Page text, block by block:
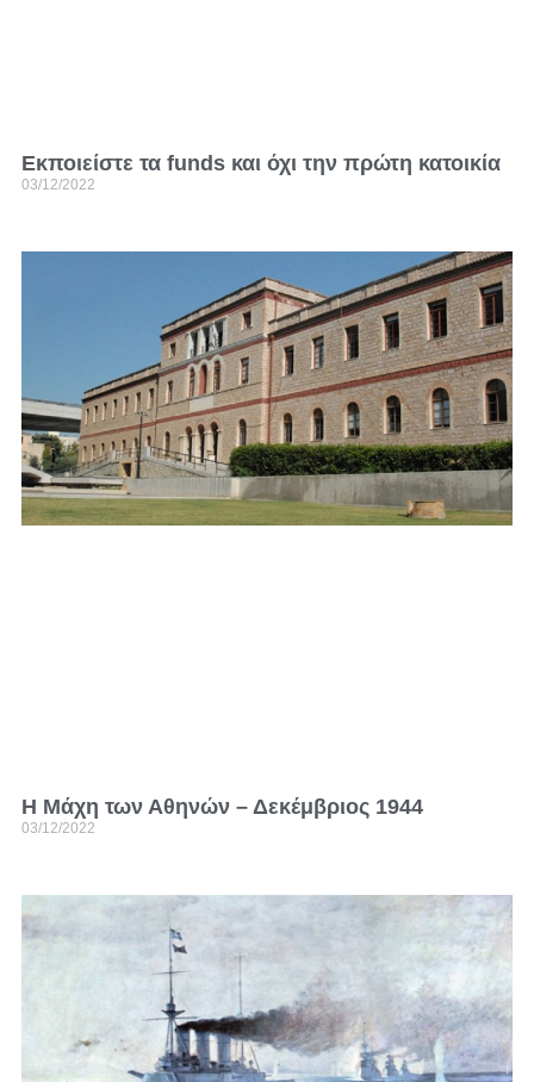
Εκποιείστε τα funds και όχι την πρώτη κατοικία
03/12/2022
H Mάχη των Αθηνών – Δεκέμβριος 1944
03/12/2022